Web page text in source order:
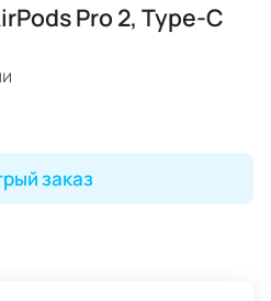
Pro 2, Type-С
заказ